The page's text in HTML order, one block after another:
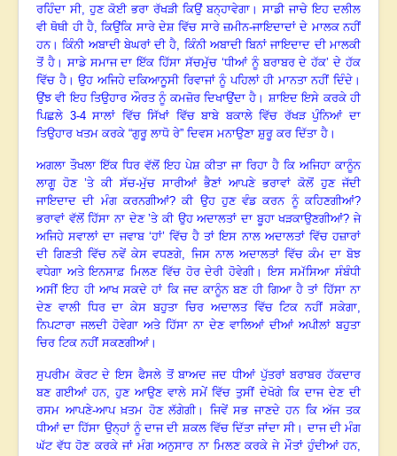
ਰਹਿੰਦਾ ਸੀ, ਹੁਣ ਕੋਈ ਭਰਾ ਰੱਖੜੀ ਕਿਉਂ ਬਨ੍ਹਾਵੇਗਾ । ਸਾਡੀ ਜਾਚੇ ਇਹ ਦਲੀਲ
ਵੀ ਥੋਥੀ ਹੀ ਹੈ, ਕਿਉਂਕਿ ਸਾਰੇ ਦੇਸ਼ ਵਿੱਚ ਸਾਰੇ ਜ਼ਮੀਨ-ਜਾਇਦਾਦਾਂ ਦੇ ਮਾਲਕ ਨਹੀਂ
ਹਨ।ਕਿੰਨੀ ਅਬਾਦੀ ਬੇਘਰਾਂ ਦੀ ਹੈ, ਕਿੰਨੀ ਅਬਾਦੀ ਬਿਨਾਂ ਜਾਇਦਾਦ ਦੀ ਮਾਲਕੀ
ਤੋਂ ਹੈ। ਸਾਡੇ ਸਮਾਜ ਦਾ ਇੱਕ ਹਿੱਸਾ ਸੱਚਮੁੱਚ ‘ਧੀਆਂ ਨੂੰ ਬਰਾਬਰ ਦੇ ਹੱਕ’ ਦੇ ਹੱਕ
ਵਿੱਚ ਹੈ।ਉਹ ਅਜਿਹੇ ਦਕਿਆਨੂਸੀ ਰਿਵਾਜਾਂ ਨੂੰ ਪਹਿਲਾਂ ਹੀ ਮਾਨਤਾ ਨਹੀਂ ਦਿੰਦੇ ।
ਉਂਝ ਵੀ ਇਹ ਤਿਉਹਾਰ ਔਰਤ ਨੂੰ ਕਮਜ਼ੋਰ ਦਿਖਾਉਂਦਾ ਹੈ । ਸ਼ਾਇਦ ਇਸੇ ਕਰਕੇ ਹੀ
ਪਿਛਲੇ 3-4 ਸਾਲਾਂ ਵਿੱਚ ਸਿੱਖਾਂ ਵਿੱਚ ਬਾਬੇ ਬਕਾਲੇ ਵਿੱਚ ਰੱਖੜ ਪੁੰਨਿਆਂ ਦਾ
ਤਿਉਹਾਰ ਖਤਮ ਕਰਕੇ “ਗੁਰੂ ਲਾਧੋ ਰੇ” ਦਿਵਸ ਮਨਾਉਣਾ ਸ਼ੁਰੂ ਕਰ ਦਿੱਤਾ ਹੈ ।
ਅਗਲਾ ਤੌਖਲਾ ਇੱਕ ਧਿਰ ਵੱਲੋਂ ਇਹ ਪੇਸ਼ ਕੀਤਾ ਜਾ ਰਿਹਾ ਹੈ ਕਿ ਅਜਿਹਾ ਕਾਨੂੰਨ
ਲਾਗੂ ਹੋਣ ’ਤੇ ਕੀ ਸੱਚ-ਮੁੱਚ ਸਾਰੀਆਂ ਭੈਣਾਂ ਆਪਣੇ ਭਰਾਵਾਂ ਕੋਲੋਂ ਹੁਣ ਜੱਦੀ
ਜਾਇਦਾਦ ਦੀ ਮੰਗ ਕਰਨਗੀਆਂ? ਕੀ ਉਹ ਹੁਣ ਵੰਡ ਕਰਨ ਨੂੰ ਕਹਿਣਗੀਆਂ?
ਭਰਾਵਾਂ ਵੱਲੋਂ ਹਿੱਸਾ ਨਾ ਦੇਣ ’ਤੇ ਕੀ ਉਹ ਅਦਾਲਤਾਂ ਦਾ ਬੂਹਾ ਖੜਕਾਉਣਗੀਆਂ? ਜੇ
ਅਜਿਹੇ ਸਵਾਲਾਂ ਦਾ ਜਵਾਬ ‘ਹਾਂ’ ਵਿੱਚ ਹੈ ਤਾਂ ਇਸ ਨਾਲ ਅਦਾਲਤਾਂ ਵਿੱਚ ਹਜ਼ਾਰਾਂ
ਦੀ ਗਿਣਤੀ ਵਿੱਚ ਨਵੇਂ ਕੇਸ ਵਧਣਗੇ, ਜਿਸ ਨਾਲ ਅਦਾਲਤਾਂ ਵਿੱਚ ਕੰਮ ਦਾ ਬੋਝ
ਵਧੇਗਾ ਅਤੇ ਇਨਸਾਫ਼ ਮਿਲਣ ਵਿੱਚ ਹੋਰ ਦੇਰੀ ਹੋਵੇਗੀ।ਇਸ ਸਮੱਸਿਆ ਸੰਬੰਧੀ
ਅਸੀਂ ਇਹ ਹੀ ਆਖ ਸਕਦੇ ਹਾਂ ਕਿ ਜਦ ਕਾਨੂੰਨ ਬਣ ਹੀ ਗਿਆ ਹੈ ਤਾਂ ਹਿੱਸਾ ਨਾ
ਦੇਣ ਵਾਲੀ ਧਿਰ ਦਾ ਕੇਸ ਬਹੁਤਾ ਚਿਰ ਅਦਾਲਤ ਵਿੱਚ ਟਿਕ ਨਹੀਂ ਸਕੇਗਾ,
ਨਿਪਟਾਰਾ ਜਲਦੀ ਹੋਵੇਗਾ ਅਤੇ ਹਿੱਸਾ ਨਾ ਦੇਣ ਵਾਲਿਆਂ ਦੀਆਂ ਅਪੀਲਾਂ ਬਹੁਤਾ
ਚਿਰ ਟਿਕ ਨਹੀਂ ਸਕਣਗੀਆਂ।
ਸੁਪਰੀਮ ਕੋਰਟ ਦੇ ਇਸ ਫੈਸਲੇ ਤੋਂ ਬਾਅਦ ਜਦ ਧੀਆਂ ਪੁੱਤਰਾਂ ਬਰਾਬਰ ਹੱਕਦਾਰ
ਬਣ ਗਈਆਂ ਹਨ, ਹੁਣ ਆਉਣ ਵਾਲੇ ਸਮੇਂ ਵਿੱਚ ਤੁਸੀਂ ਦੇਖੋਗੇ ਕਿ ਦਾਜ ਦੇਣ ਦੀ
ਰਸਮ ਆਪਣੇ-ਆਪ ਖ਼ਤਮ ਹੋਣ ਲੱਗੇਗੀ। ਜਿਵੇਂ ਸਭ ਜਾਣਦੇ ਹਨ ਕਿ ਅੱਜ ਤਕ
ਧੀਆਂ ਦਾ ਹਿੱਸਾ ਉਨ੍ਹਾਂ ਨੂੰ ਦਾਜ ਦੀ ਸ਼ਕਲ ਵਿੱਚ ਦਿੱਤਾ ਜਾਂਦਾ ਸੀ। ਦਾਜ ਦੀ ਮੰਗ
ਘੱਟ ਵੱਧ ਹੋਣ ਕਰਕੇ ਜਾਂ ਮੰਗ ਅਨੁਸਾਰ ਨਾ ਮਿਲਣ ਕਰਕੇ ਜੇ ਮੌਤਾਂ ਹੁੰਦੀਆਂ ਹਨ,